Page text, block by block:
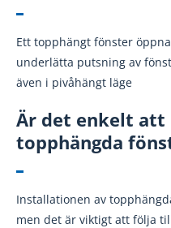
Ett topphängt fönster
underlätta putsning av
även i pivåhängt läge
Är det enkelt att
topphängda
Installationen av
men det är viktigt att följa